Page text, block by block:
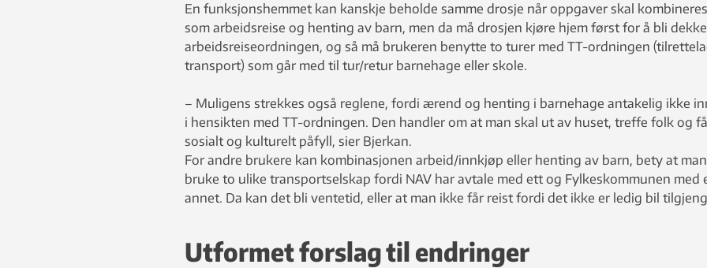
En funksjonshemmet kan kanskje beholde samme drosje når oppgaver skal
som arbeidsreise og henting av barn, men da må drosjen kjøre hjem først for å bli
arbeidsreiseordningen, og så må brukeren benytte to turer med TT-ordningen
transport) som går med til tur/retur barnehage eller skole.
– Muligens strekkes også reglene, fordi ærend og henting i barnehage antakelig ikke
i hensikten med TT-ordningen. Den handler om at man skal ut av huset, treffe folk og få
sosialt og kulturelt påfyll, sier Bjerkan.
For andre brukere kan kombinasjonen arbeid/innkjøp eller henting av barn, bety at
bruke to ulike transportselskap fordi NAV har avtale med ett og Fylkeskommunen med
annet. Da kan det bli ventetid, eller at man ikke får reist fordi det ikke er ledig bil
Utformet forslag til endringer